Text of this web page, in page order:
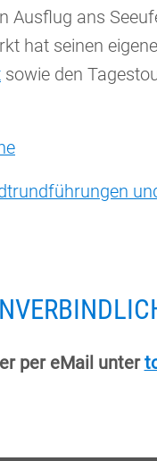
Ausflug ans
hat seinen
sowie den
per eMail unter